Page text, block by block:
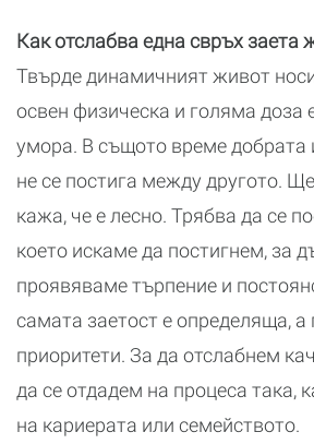
Как отслабва една свръх заета
Твърде динамичният живот
освен физическа и голяма доза
умора. В същото време добрата
не се постига между другото.
кажа, че е лесно. Трябва да се
което искаме да постигнем, за
проявяваме търпение и
самата заетост е определяща, а
приоритети. За да отслабнем
да се отдадем на процеса така,
на кариерата или семейството.